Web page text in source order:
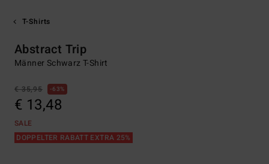
T-Shirts
Abstract Trip
Männer Schwarz T-Shirt
€ 35,95 63%
€ 13,48
SALE
DOPPELTER RABATT EXTRA 25%